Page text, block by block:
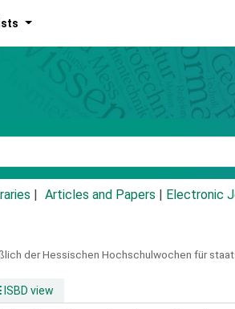
Articles and Papers Electronic
der Hessischen Hochschulwochen für
ISBD view